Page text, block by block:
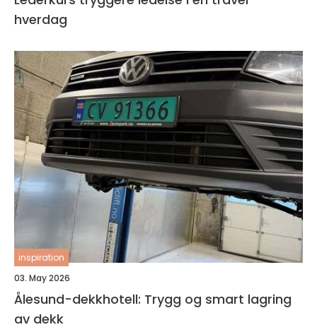
hverdag
inspiration
03. May 2026
Ålesund-dekkhotell: Trygg og smart lagring
av dekk